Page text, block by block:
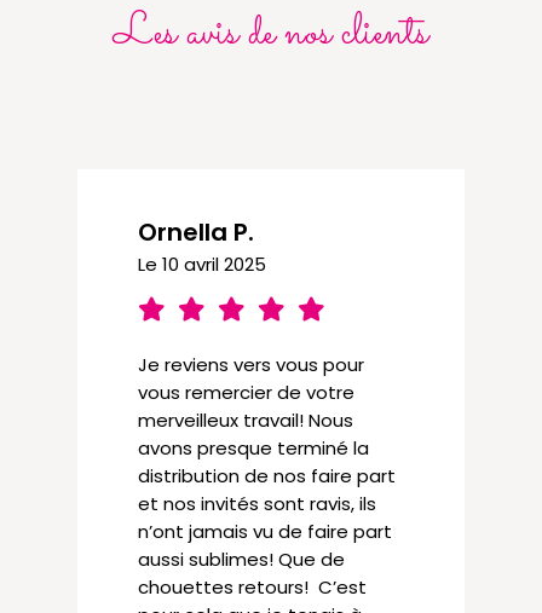
Les avis de nos clients
Ornella P.
Le 10 avril 2025
Je reviens vers vous pour
vous remercier de votre
merveilleux travail! Nous
avons presque terminé la
distribution de nos faire part
et nos invités sont ravis, ils
n’ont jamais vu de faire part
aussi sublimes! Que de
chouettes retours! C’est